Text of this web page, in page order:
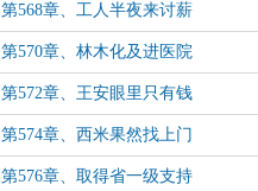
第568章、工人半夜来讨薪
第570章、林木化及进医院
第572章、王安眼里只有钱
第574章、西米果然找上门
第576章、取得省一级支持